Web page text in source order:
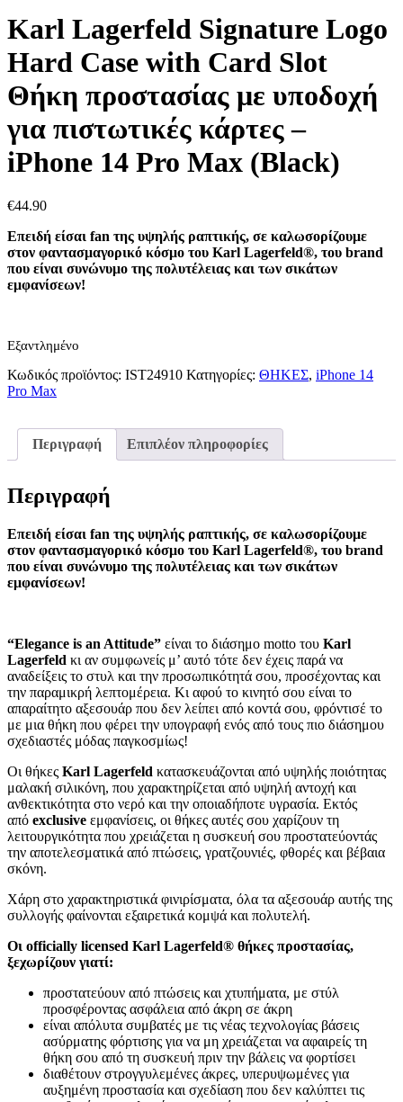
Karl Lagerfeld Signature Logo
Hard Case with Card Slot
Θήκη προστασίας με υποδοχή
για πιστωτικές κάρτες –
iPhone 14 Pro Max (Black)
€44.90
Επειδή είσαι fan της υψηλής ραπτικής, σε καλωσορίζουμε
στον φαντασμαγορικό κόσμο του Karl Lagerfeld®, του brand
που είναι συνώνυμο της πολυτέλειας και των σικάτων
εμφανίσεων!
Εξαντλημένο
Κωδικός προϊόντος: IST24910 Κατηγορίες: ΘΗΚΕΣ, iPhone 14
Pro Max
Περιγραφή Επιπλέον πληροφορίες
Περιγραφή
Επειδή είσαι fan της υψηλής ραπτικής, σε καλωσορίζουμε
στον φαντασμαγορικό κόσμο του Karl Lagerfeld®, του brand
που είναι συνώνυμο της πολυτέλειας και των σικάτων
εμφανίσεων!
“Elegance is an Attitude” είναι το διάσημο motto του Karl
Lagerfeld κι αν συμφωνείς μ’ αυτό τότε δεν έχεις παρά να
αναδείξεις το στυλ και την προσωπικότητά σου, προσέχοντας και
την παραμικρή λεπτομέρεια. Κι αφού το κινητό σου είναι το
απαραίτητο αξεσουάρ που δεν λείπει από κοντά σου, φρόντισέ το
με μια θήκη που φέρει την υπογραφή ενός από τους πιο διάσημου
σχεδιαστές μόδας παγκοσμίως!
Οι θήκες Karl Lagerfeld κατασκευάζονται από υψηλής ποιότητας
μαλακή σιλικόνη, που χαρακτηρίζεται από υψηλή αντοχή και
ανθεκτικότητα στο νερό και την οποιαδήποτε υγρασία. Εκτός
από exclusive εμφανίσεις, οι θήκες αυτές σου χαρίζουν τη
λειτουργικότητα που χρειάζεται η συσκευή σου προστατεύοντάς
την αποτελεσματικά από πτώσεις, γρατζουνιές, φθορές και βέβαια
σκόνη.
Χάρη στο χαρακτηριστικά φινιρίσματα, όλα τα αξεσουάρ αυτής της
συλλογής φαίνονται εξαιρετικά κομψά και πολυτελή.
Οι officially licensed Karl Lagerfeld® θήκες προστασίας,
ξεχωρίζουν γιατί:
προστατεύουν από πτώσεις και χτυπήματα, με στύλ
προσφέροντας ασφάλεια από άκρη σε άκρη
είναι απόλυτα συμβατές με τις νέας τεχνολογίας βάσεις
ασύρματης φόρτισης για να μη χρειάζεται να αφαιρείς τη
θήκη σου από τη συσκευή πριν την βάλεις να φορτίσει
διαθέτουν στρογγυλεμένες άκρες, υπερυψωμένες για
αυξημένη προστασία και σχεδίαση που δεν καλύπτει τις